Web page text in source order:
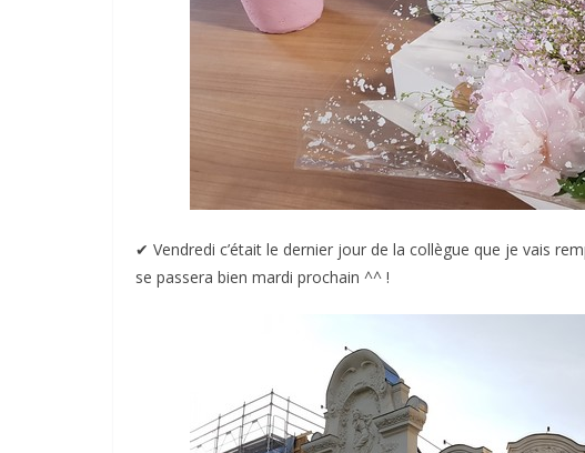
✔︎ Vendredi c’était le dernier jour de la collègue que je vais
se passera bien mardi prochain ^^ !